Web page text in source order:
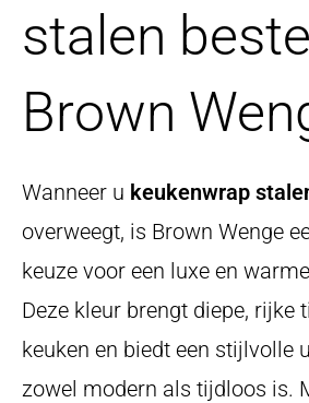
stalen
Brown
Wanneer u keukenwrap
overweegt, is Brown Wenge
keuze voor een luxe en
Deze kleur brengt diepe, rijke
keuken en biedt een stijlvolle
zowel modern als tijdloos is.